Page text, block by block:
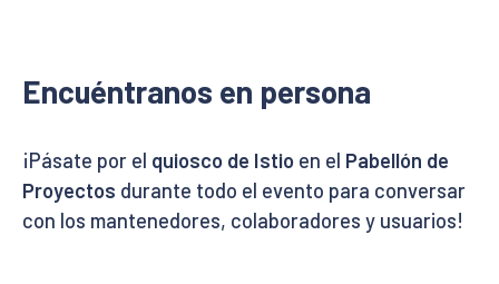
Encuéntranos en persona
¡Pásate por el quiosco de Istio en el Pabellón de
Proyectos durante todo el evento para conversar
con los mantenedores, colaboradores y usuarios!